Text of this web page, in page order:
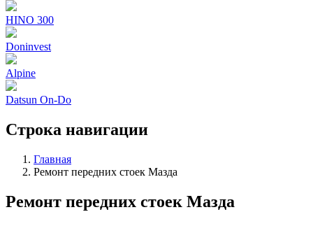
HINO 300
Doninvest
Alpine
Datsun On-Do
Строка навигации
Главная
Ремонт передних стоек Мазда
Ремонт передних стоек Мазда